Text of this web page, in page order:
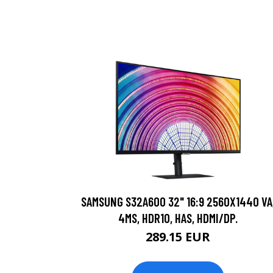
SAMSUNG S32A600 32" 16:9 2560X1440
4MS, HDR10, HAS, HDMI/DP.
289.15 EUR